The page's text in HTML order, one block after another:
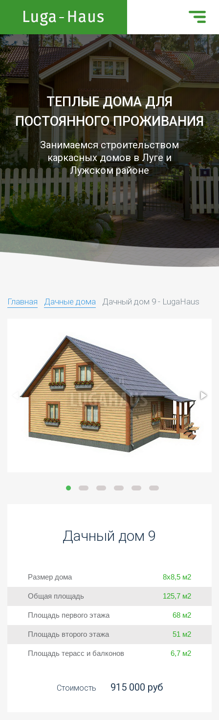
ТЕПЛЫЕ ДОМА ДЛЯ
ПОСТОЯННОГО ПРОЖИВАНИЯ
Занимаемся строительством
каркасных домов в Луге и
Лужском районе
Главная Дачные дома Дачный дом 9 - LugaHaus
Дачный дом 9
Размер дома 8х8,5 м2
Общая площадь 125,7 м2
Площадь первого этажа 68 м2
Площадь второго этажа 51 м2
Площадь терасс и балконов 6,7 м2
Стоимость 915 000 руб